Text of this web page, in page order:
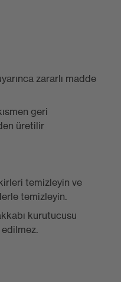
zararlı madde
geri
üretilir
temizleyin ve
temizleyin.
kurutucusu